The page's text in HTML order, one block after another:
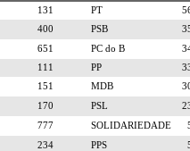
131 PT
400 PSB
651 PC do B
111 PP
151 MDB
170 PSL
777 SOLIDARIEDADE
234 PPS